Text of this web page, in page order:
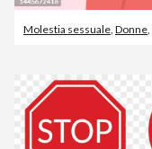
Molestia sessuale Donne